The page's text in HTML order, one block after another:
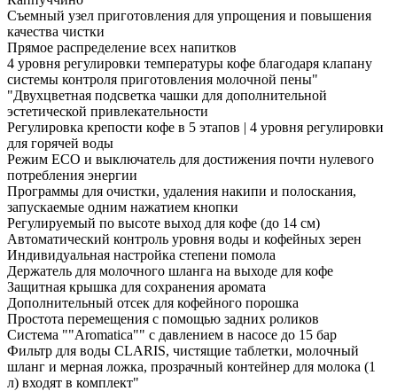
Съемный узел приготовления для упрощения и повышения
качества чистки
Прямое распределение всех напитков
4 уровня регулировки температуры кофе благодаря клапану
системы контроля приготовления молочной пены"
"Двухцветная подсветка чашки для дополнительной
эстетической привлекательности
Регулировка крепости кофе в 5 этапов | 4 уровня регулировки
для горячей воды
Режим ECO и выключатель для достижения почти нулевого
потребления энергии
Программы для очистки, удаления накипи и полоскания,
запускаемые одним нажатием кнопки
Регулируемый по высоте выход для кофе (до 14 см)
Автоматический контроль уровня воды и кофейных зерен
Индивидуальная настройка степени помола
Держатель для молочного шланга на выходе для кофе
Защитная крышка для сохранения аромата
Дополнительный отсек для кофейного порошка
Простота перемещения с помощью задних роликов
Система ""Aromatica"" с давлением в насосе до 15 бар
Фильтр для воды CLARIS, чистящие таблетки, молочный
шланг и мерная ложка, прозрачный контейнер для молока (1
л) входят в комплект"